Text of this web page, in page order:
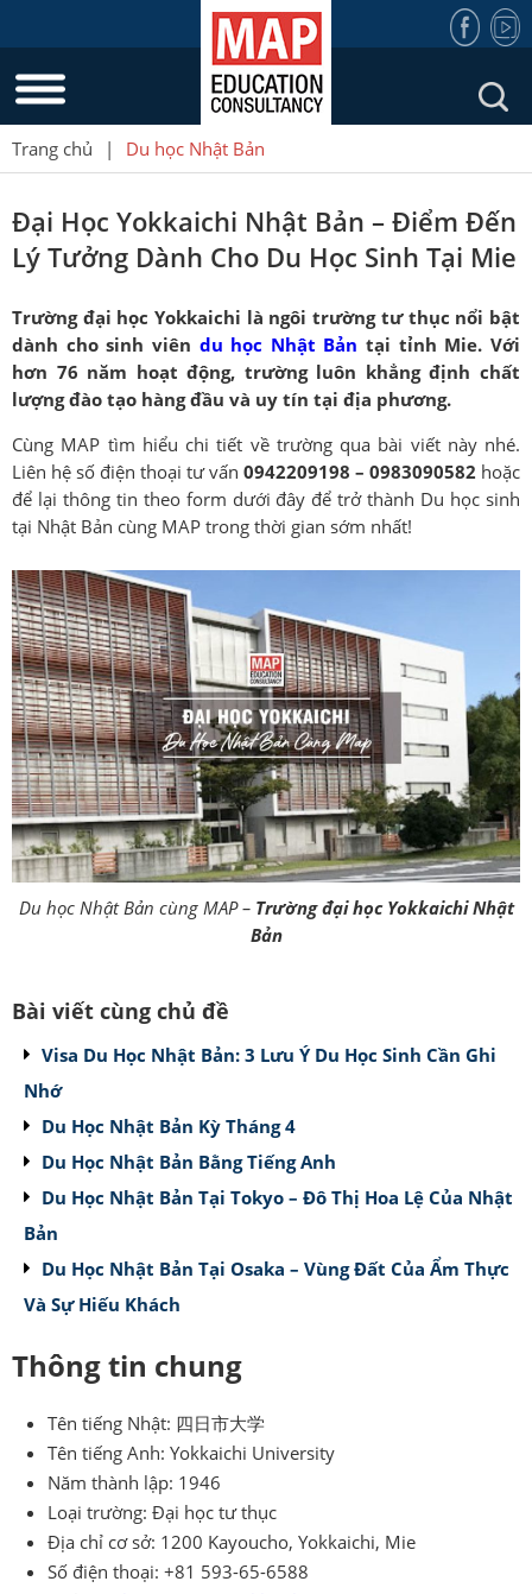
Trang chủ | Du học Nhật Bản
Đại Học Yokkaichi Nhật Bản – Điểm Đến
Lý Tưởng Dành Cho Du Học Sinh Tại Mie
Trường đại học Yokkaichi là ngôi trường tư thục nổi bật
dành cho sinh viên du học Nhật Bản tại tỉnh Mie. Với
hơn 76 năm hoạt động, trường luôn khẳng định chất
lượng đào tạo hàng đầu và uy tín tại địa phương.
Cùng MAP tìm hiểu chi tiết về trường qua bài viết này nhé.
Liên hệ số điện thoại tư vấn 0942209198 – 0983090582 hoặc
để lại thông tin theo form dưới đây để trở thành Du học sinh
tại Nhật Bản cùng MAP trong thời gian sớm nhất!
Du học Nhật Bản cùng MAP – Trường đại học Yokkaichi Nhật
Bản
Bài viết cùng chủ đề
Visa Du Học Nhật Bản: 3 Lưu Ý Du Học Sinh Cần Ghi
Nhớ
Du Học Nhật Bản Kỳ Tháng 4
Du Học Nhật Bản Bằng Tiếng Anh
Du Học Nhật Bản Tại Tokyo – Đô Thị Hoa Lệ Của Nhật
Bản
Du Học Nhật Bản Tại Osaka – Vùng Đất Của Ẩm Thực
Và Sự Hiếu Khách
Thông tin chung
Tên tiếng Nhật: 四日市大学
Tên tiếng Anh: Yokkaichi University
Năm thành lập: 1946
Loại trường: Đại học tư thục
Địa chỉ cơ sở: 1200 Kayoucho, Yokkaichi, Mie
Số điện thoại: +81 593-65-6588